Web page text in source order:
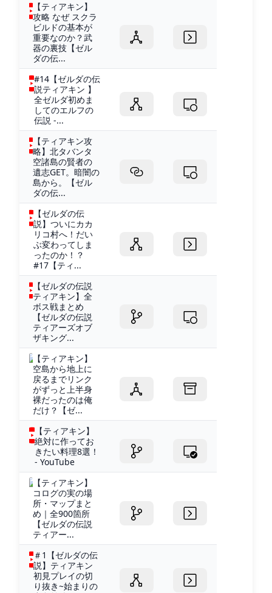
【ティアキン】
攻略 なぜ スクラ
ビルドの基本が
重要なのか？武
器の裏技【ゼル
ダの伝...
#14【ゼルダの伝
説ティアキン 】
全ゼルダ初めま
してのエルフの
伝説 -...
【ティアキン攻
略】北タバンタ
空諸島の賢者の
遺志GET。暗闇の
島から。【ゼル
ダの伝...
【ゼルダの伝
説】ついにカカ
リコ村へ！だい
ぶ変わってしま
ったのか！？
#17【ティ...
【ゼルダの伝説
ティアキン】全
ボス戦まとめ
【ゼルダの伝説
ティアーズオブ
ザキング...
【ティアキン】
空島から地上に
戻るまでリンク
がずっと上半身
裸だったのは俺
だけ？【ゼ...
【ティアキン】
絶対に作ってお
きたい料理8選！
- YouTube
【ティアキン】
コログの実の場
所・マップまと
め｜全900箇所
【ゼルダの伝説
ティアー...
＃1【ゼルダの伝
説】ティアキン
初見プレイの切
り抜き~始まりの